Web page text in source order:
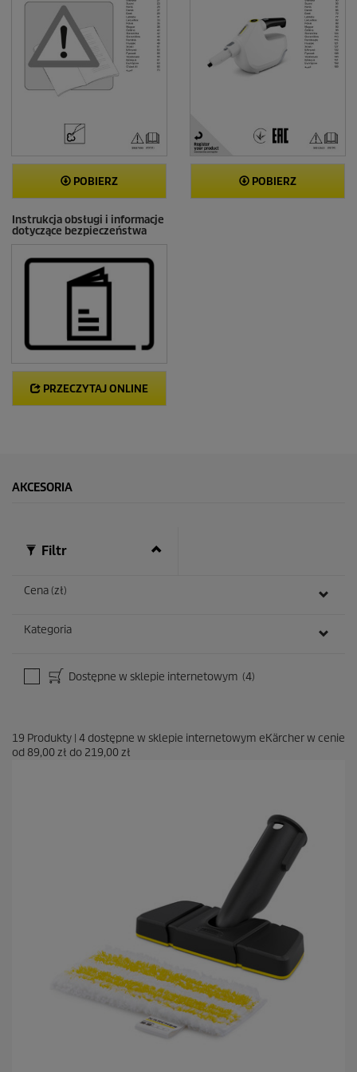
POBIERZ POBIERZ
Instrukcja obsługi i informacje
dotyczące bezpieczeństwa
PRZECZYTAJ ONLINE
AKCESORIA
Filtr
Cena (zł)
Kategoria
Dostępne w sklepie internetowym (4)
19 Produkty | 4dostępne w sklepie internetowym eKärcher w cenie
od 89,00 zł do 219,00 zł